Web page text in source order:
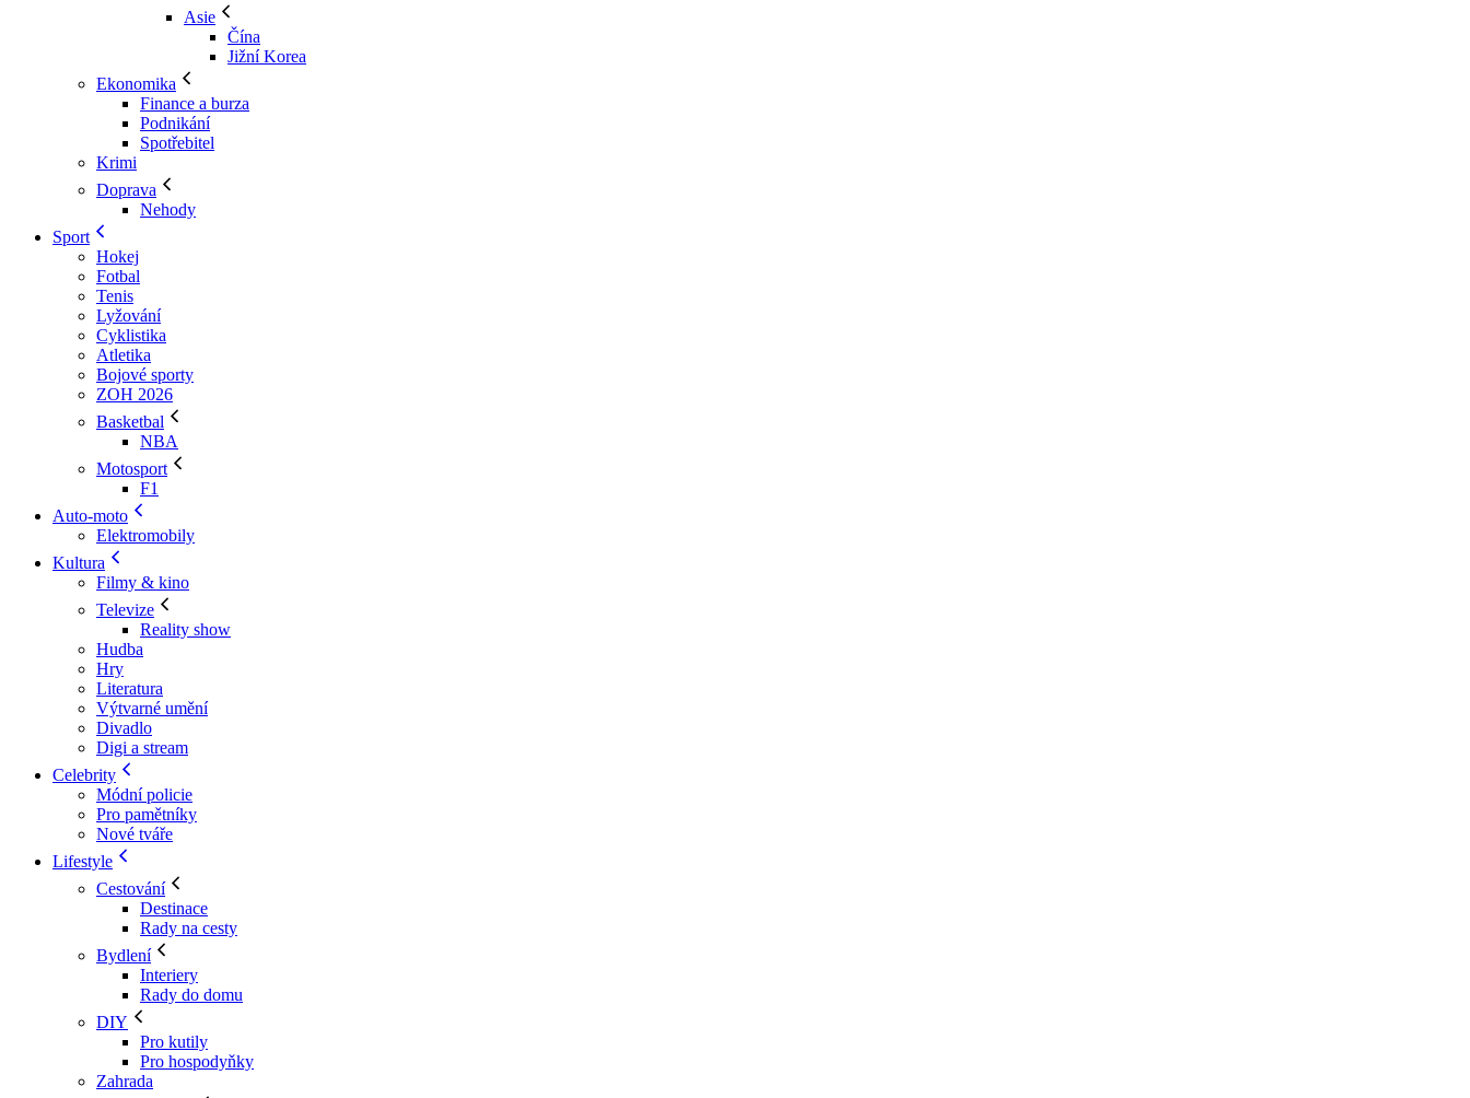
Asie
Čína
Jižní Korea
Ekonomika
Finance a burza
Podnikání
Spotřebitel
Krimi
Doprava
Nehody
Sport
Hokej
Fotbal
Tenis
Lyžování
Cyklistika
Atletika
Bojové sporty
ZOH 2026
Basketbal
NBA
Motosport
F1
Auto-moto
Elektromobily
Kultura
Filmy & kino
Televize
Reality show
Hudba
Hry
Literatura
Výtvarné umění
Divadlo
Digi a stream
Celebrity
Módní policie
Pro pamětníky
Nové tváře
Lifestyle
Cestování
Destinace
Rady na cesty
Bydlení
Interiery
Rady do domu
DIY
Pro kutily
Pro hospodyňky
Zahrada